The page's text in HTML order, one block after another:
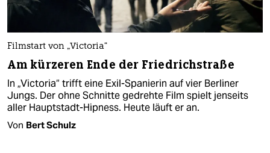
Filmstart von „Victoria“
Am kürzeren Ende der Friedrichstraße
In „Victoria“ trifft eine Exil-Spanierin auf vier Berliner
Jungs. Der ohne Schnitte gedrehte Film spielt jenseits
aller Hauptstadt-Hipness. Heute läuft er an.
Von Bert Schulz